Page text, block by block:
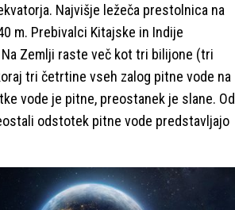
Najvišje ležeča prestolnica na
m. Prebivalci Kitajske in Indije
Zemlji raste več kot tri bilijone (tri
tri četrtine vseh zalog pitne vode na
vode je pitne, preostanek je slane. Od
odstotek pitne vode predstavljajo